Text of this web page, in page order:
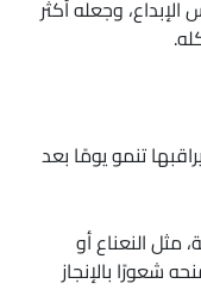
وجعله أكثر
تنمو يومًا بعد
مثل النعناع أو
شعورًا بالإنجاز